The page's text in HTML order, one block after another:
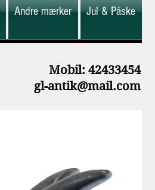
Andre mærker Jul & Påske
Mobil: 42433454
gl-antik@mail.com